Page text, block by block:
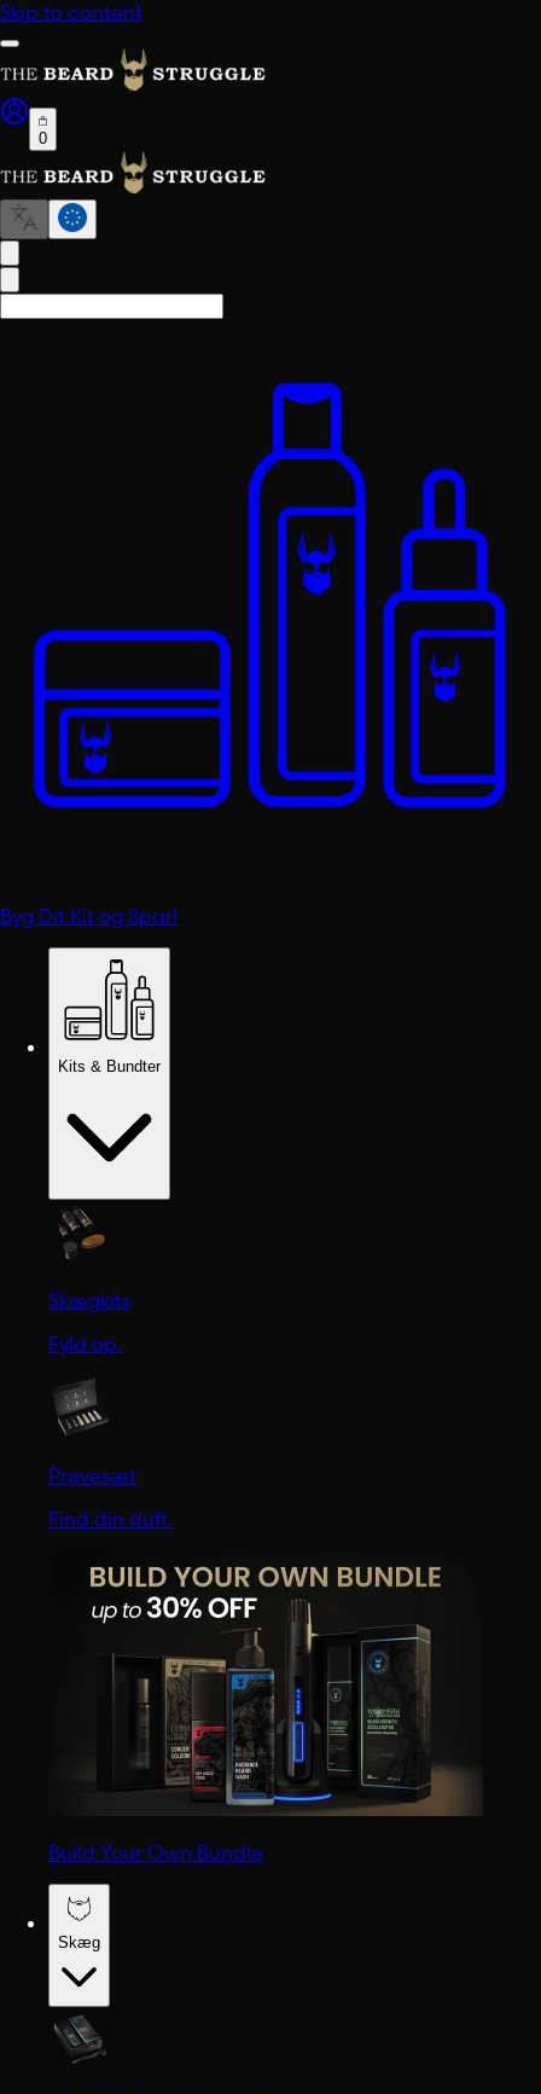
Skip to content
0
Byg Dit Kit og Spar!
Kits & Bundter
Skægkits
Fyld op.
Prøvesæt
Find din duft.
Build Your Own Bundle
Skæg